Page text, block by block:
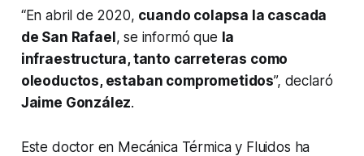
“En abril de 2020, cuando colapsa la cascada
de San Rafael, se informó que la
infraestructura, tanto carreteras como
oleoductos, estaban comprometidos”, declaró
Jaime González.
Este doctor en Mecánica Térmica y Fluidos ha